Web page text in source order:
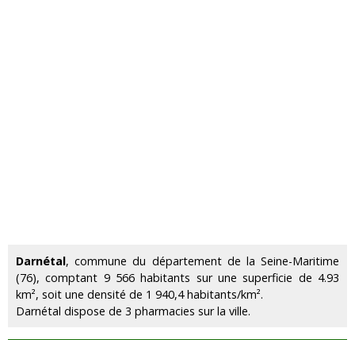
Darnétal, commune du département de la Seine-Maritime
(76), comptant 9 566 habitants sur une superficie de 4.93
km², soit une densité de 1 940,4 habitants/km².
Darnétal dispose de 3 pharmacies sur la ville.